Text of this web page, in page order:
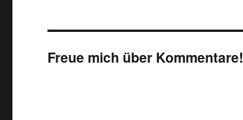
Freue mich über Kommentare!